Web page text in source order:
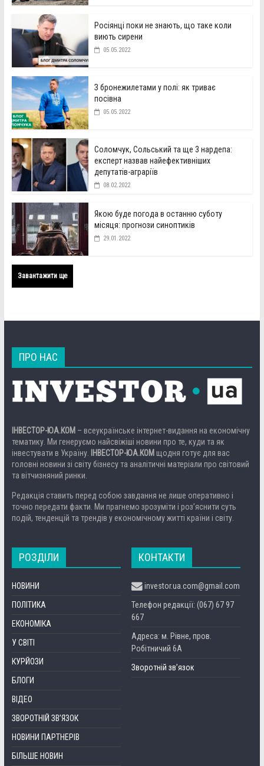
Росіянці поки не знають, що таке коли
виють сирени
05.05.2022
З бронежилетами у полі: як триває
посівна
05.05.2022
Соломчук, Сольський та ще 3 нардепа:
експерт назвав найефективніших
депутатів-аграріїв
08.02.2022
Якою буде погода в останню суботу
місяця: прогнози синоптиків
29.01.2022
Завантажити ще
ПРО НАС
ІНВЕСТОР-ЮА.КОМ – всеукраїнське інтернет-видання на економічну
тематику. Ми генеруємо найсвіжіші новини про те, куди та як
інвестувати в Україну.
ІНВЕСТОР-ЮА.КОМ щодня готує для вас
головні новини зі світу бізнесу та аналітичні матеріали про світовий
та вітчизняний ринки.
Редакція ставить перед собою завдання не лише оперативно і
точно передати факти. Ми прагнемо зрозуміти і роз’яснити суть
подій, тенденцій та трендів у економічному житті країни і світу.
РОЗДІЛИ
НОВИНИ
ПОЛІТИКА
ЕКОНОМІКА
У СВІТІ
КУРЙОЗИ
БЛОГИ
ВІДЕО
ЗВОРОТНІЙ ЗВ’ЯЗОК
НОВИНИ ПАРТНЕРІВ
БІЛЬШЕ НОВИН
КОНТАКТИ
investor.ua.com@gmail.com
Телефон редакції: (067) 67 97
667
Адреса: м. Рівне, пров.
Робітничий 6А
Зворотній зв’язок